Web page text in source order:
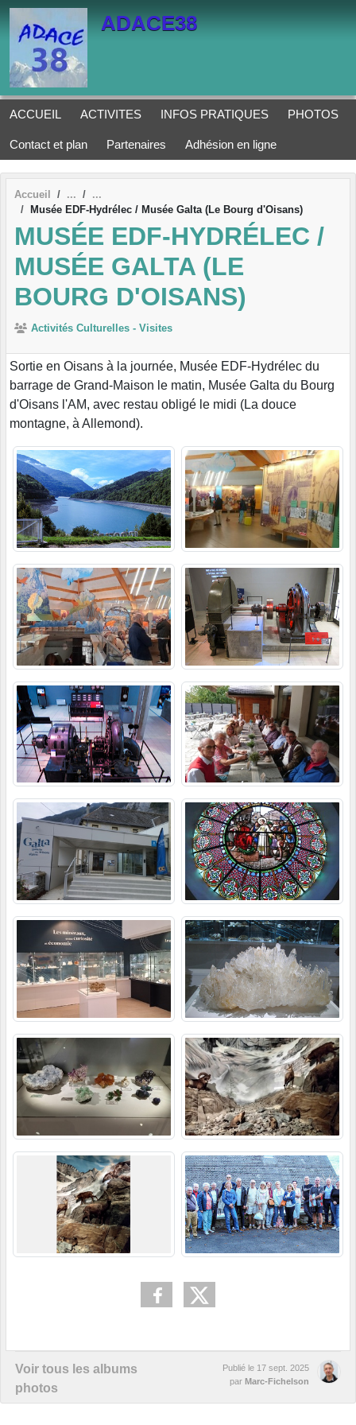
ADACE38
ACCUEIL ACTIVITES INFOS PRATIQUES PHOTOS
Contact et plan Partenaires Adhésion en ligne
Accueil
Musée EDF-Hydrélec / Musée Galta (Le Bourg d'Oisans)
MUSÉE EDF-HYDRÉLEC /
MUSÉE GALTA (LE
BOURG D'OISANS)
Activités Culturelles - Visites
Sortie en Oisans à la journée, Musée EDF-Hydrélec du
barrage de Grand-Maison le matin, Musée Galta du Bourg
d'Oisans l'AM, avec restau obligé le midi (La douce
montagne, à Allemond).
Voir tous les albums
photos
Publié le 17 sept. 2025
par Marc-Fichelson
Panneau de gestion des cookies